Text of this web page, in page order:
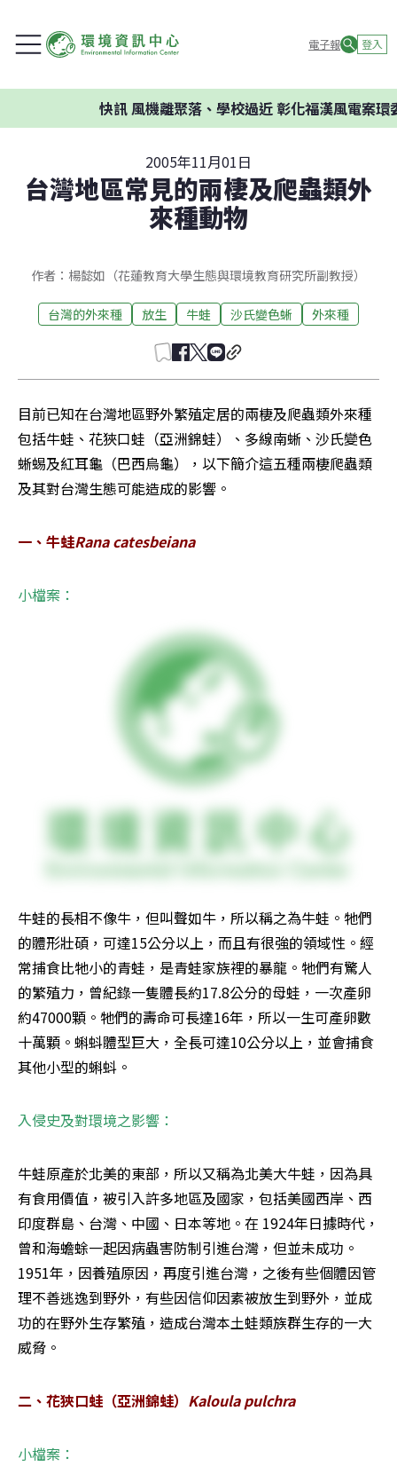
電子報 登入
風機離聚落、學校過近 彰化福漢風電案環委建
2005年11月01日
台灣地區常見的兩棲及爬蟲類外
來種動物
作者：楊懿如（花蓮教育大學生態與環境教育研究所副教授）
台灣的外來種 放生 牛蛙 沙氏變色蜥 外來種
目前已知在台灣地區野外繁殖定居的兩棲及爬蟲類外來種
包括牛蛙、花狹口蛙（亞洲錦蛙）、多線南蜥、沙氏變色
蜥蜴及紅耳龜（巴西烏龜），以下簡介這五種兩棲爬蟲類
及其對台灣生態可能造成的影響。
一、牛蛙Rana catesbeiana
小檔案：
牛蛙的長相不像牛，但叫聲如牛，所以稱之為牛蛙。牠們
的體形壯碩，可達15公分以上，而且有很強的領域性。經
常捕食比牠小的青蛙，是青蛙家族裡的暴龍。牠們有驚人
的繁殖力，曾紀錄一隻體長約17.8公分的母蛙，一次產卵
約47000顆。牠們的壽命可長達16年，所以一生可產卵數
十萬顆。蝌蚪體型巨大，全長可達10公分以上，並會捕食
其他小型的蝌蚪。
入侵史及對環境之影響：
牛蛙原產於北美的東部，所以又稱為北美大牛蛙，因為具
有食用價值，被引入許多地區及國家，包括美國西岸、西
印度群島、台灣、中國、日本等地。在 1924年日據時代，
曾和海蟾蜍一起因病蟲害防制引進台灣，但並未成功。
1951年，因養殖原因，再度引進台灣，之後有些個體因管
理不善逃逸到野外，有些因信仰因素被放生到野外，並成
功的在野外生存繁殖，造成台灣本土蛙類族群生存的一大
威脅。
二、花狹口蛙（亞洲錦蛙） Kaloula pulchra
小檔案：